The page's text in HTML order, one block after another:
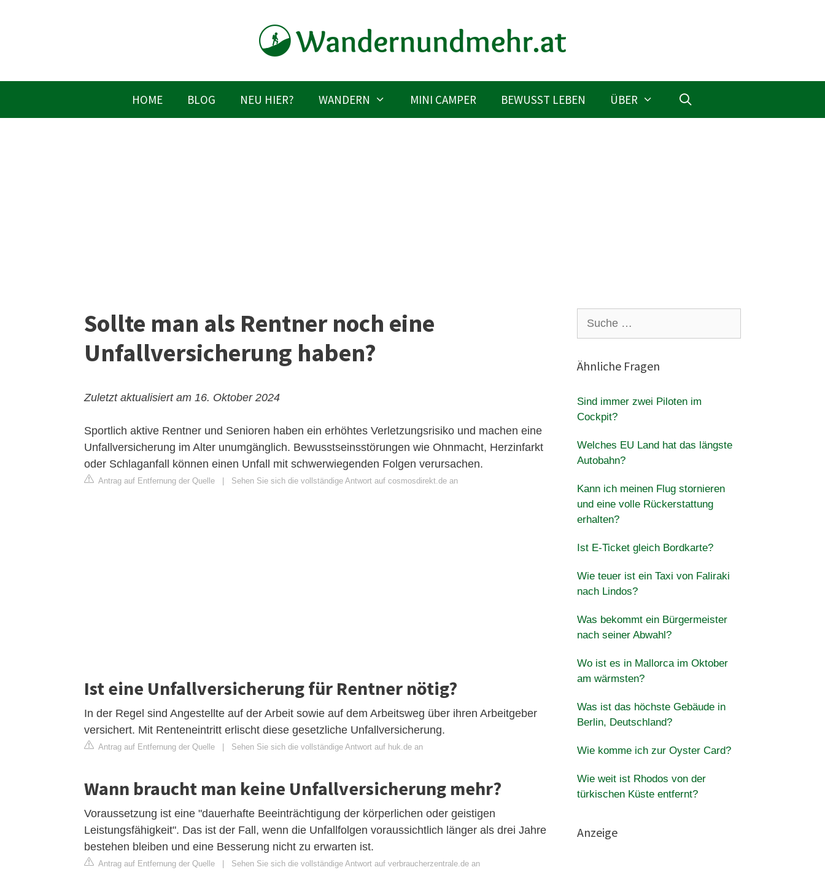
HOME BLOG NEU HIER? WANDERN MINI CAMPER BEWUSST LEBEN ÜBER
Sollte man als Rentner noch eine
Unfallversicherung haben?
Zuletzt aktualisiert am 16. Oktober 2024
Sportlich aktive Rentner und Senioren haben ein erhöhtes Verletzungsrisiko und machen eine
Unfallversicherung im Alter unumgänglich. Bewusstseinsstörungen wie Ohnmacht, Herzinfarkt
oder Schlaganfall können einen Unfall mit schwerwiegenden Folgen verursachen.
Antrag auf Entfernung der Quelle Sehen Sie sich die vollständige Antwort auf cosmosdirekt.de an
Ist eine Unfallversicherung für Rentner nötig?
In der Regel sind Angestellte auf der Arbeit sowie auf dem Arbeitsweg über ihren Arbeitgeber
versichert. Mit Renteneintritt erlischt diese gesetzliche Unfallversicherung.
Antrag auf Entfernung der Quelle Sehen Sie sich die vollständige Antwort auf huk.de an
Wann braucht man keine Unfallversicherung mehr?
Voraussetzung ist eine "dauerhafte Beeinträchtigung der körperlichen oder geistigen
Leistungsfähigkeit". Das ist der Fall, wenn die Unfallfolgen voraussichtlich länger als drei Jahre
bestehen bleiben und eine Besserung nicht zu erwarten ist.
Antrag auf Entfernung der Quelle Sehen Sie sich die vollständige Antwort auf verbraucherzentrale.de an
nach:
Ähnliche Fragen
Sind immer zwei Piloten im
Cockpit?
Welches EU Land hat das längste
Autobahn?
Kann ich meinen Flug stornieren
und eine volle Rückerstattung
erhalten?
Ist E-Ticket gleich Bordkarte?
Wie teuer ist ein Taxi von Faliraki
nach Lindos?
Was bekommt ein Bürgermeister
nach seiner Abwahl?
Wo ist es in Mallorca im Oktober
am wärmsten?
Was ist das höchste Gebäude in
Berlin, Deutschland?
Wie komme ich zur Oyster Card?
Wie weit ist Rhodos von der
türkischen Küste entfernt?
Anzeige